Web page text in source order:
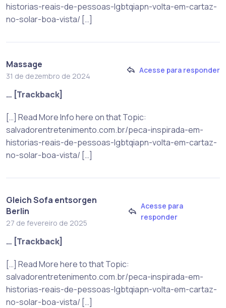
historias-reais-de-pessoas-lgbtqiapn-volta-em-cartaz-
no-solar-boa-vista/ […]
Massage
31 de dezembro de 2024
Acesse para responder
… [Trackback]
[…] Read More Info here on that Topic:
salvadorentretenimento.com.br/peca-inspirada-em-
historias-reais-de-pessoas-lgbtqiapn-volta-em-cartaz-
no-solar-boa-vista/ […]
Gleich Sofa entsorgen
Berlin
27 de fevereiro de 2025
Acesse para
responder
… [Trackback]
[…] Read More here to that Topic:
salvadorentretenimento.com.br/peca-inspirada-em-
historias-reais-de-pessoas-lgbtqiapn-volta-em-cartaz-
no-solar-boa-vista/ […]